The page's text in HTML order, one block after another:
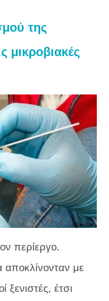
της
μικροβιακές
περίεργο.
αποκλίνονταν με
ξενιστές, έτσι